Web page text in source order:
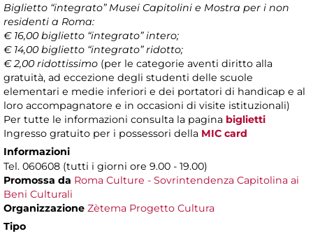
Biglietto “integrato” Musei Capitolini e Mostra per i non
residenti a Roma:
€ 16,00 biglietto “integrato” intero;
€ 14,00 biglietto “integrato” ridotto;
€ 2,00 ridottissimo (per le categorie aventi diritto alla
gratuità, ad eccezione degli studenti delle scuole
elementari e medie inferiori e dei portatori di handicap e al
loro accompagnatore e in occasioni di visite istituzionali)
Per tutte le informazioni consulta la pagina biglietti
Ingresso gratuito per i possessori della MIC card
Informazioni
Tel. 060608 (tutti i giorni ore 9.00 - 19.00)
Promossa da Roma Culture - Sovrintendenza Capitolina ai
Beni Culturali
Organizzazione Zètema Progetto Cultura
Tipo